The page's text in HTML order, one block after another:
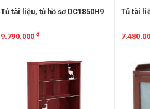
Tủ tài liệu, tủ hồ sơ DC1850H9
9.790.000 ₫
Tủ tài